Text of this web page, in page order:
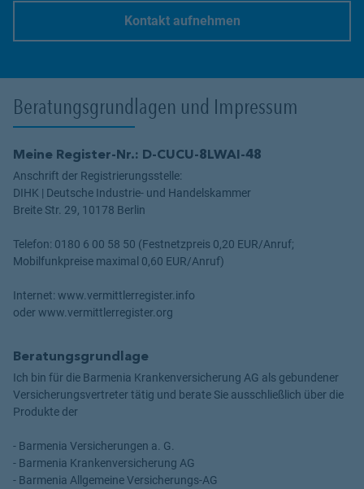
Kontakt aufnehmen
Beratungsgrundlagen und Impressum
Meine Register-Nr.: D-CUCU-8LWAI-48
Anschrift der Registrierungsstelle:
DIHK | Deutsche Industrie- und Handelskammer
Breite Str. 29, 10178 Berlin
Telefon: 0180 6 00 58 50 (Festnetzpreis 0,20 EUR/Anruf;
Mobilfunkpreise maximal 0,60 EUR/Anruf)
Internet: www.vermittlerregister.info
oder www.vermittlerregister.org
Beratungsgrundlage
Ich bin für die Barmenia Krankenversicherung AG als gebundener
Versicherungsvertreter tätig und berate Sie ausschließlich über die
Produkte der
- Barmenia Versicherungen a. G.
- Barmenia Krankenversicherung AG
- Barmenia Allgemeine Versicherungs-AG